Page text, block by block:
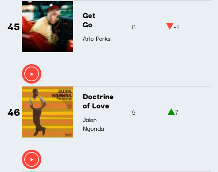
45
Get
Go
Arlo Parks
8 -4
46
Doctrine
of Love
Jalen
Ngonda
9 7